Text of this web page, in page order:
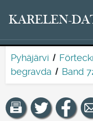
KARELEN-
Pyhäjärvi
begravda
Band